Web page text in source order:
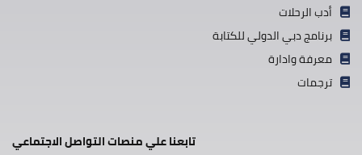
أدب الرحلات
برنامج دبي الدولي للكتابة
معرفة وادارة
ترجمات
تابعنا علي منصات التواصل الاجتماعي